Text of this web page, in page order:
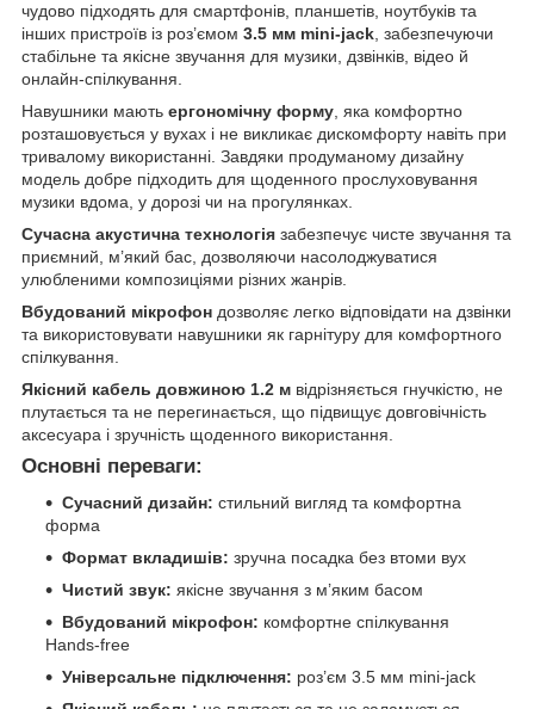
чудово підходять для смартфонів, планшетів, ноутбуків та
інших пристроїв із роз’ємом 3.5 мм mini-jack, забезпечуючи
стабільне та якісне звучання для музики, дзвінків, відео й
онлайн-спілкування.
Навушники мають ергономічну форму, яка комфортно
розташовується у вухах і не викликає дискомфорту навіть при
тривалому використанні. Завдяки продуманому дизайну
модель добре підходить для щоденного прослуховування
музики вдома, у дорозі чи на прогулянках.
Сучасна акустична технологія забезпечує чисте звучання та
приємний, м’який бас, дозволяючи насолоджуватися
улюбленими композиціями різних жанрів.
Вбудований мікрофон дозволяє легко відповідати на дзвінки
та використовувати навушники як гарнітуру для комфортного
спілкування.
Якісний кабель довжиною 1.2 м відрізняється гнучкістю, не
плутається та не перегинається, що підвищує довговічність
аксесуара і зручність щоденного використання.
Основні переваги:
Сучасний дизайн: стильний вигляд та комфортна
форма
Формат вкладишів: зручна посадка без втоми вух
Чистий звук: якісне звучання з м’яким басом
Вбудований мікрофон: комфортне спілкування
Hands-free
Універсальне підключення: роз’єм 3.5 мм mini-jack